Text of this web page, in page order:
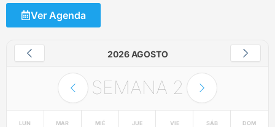
Ver Agenda
2026 AGOSTO
SEMANA 2
LUN MAR MIÉ JUE VIE SÁB DOM